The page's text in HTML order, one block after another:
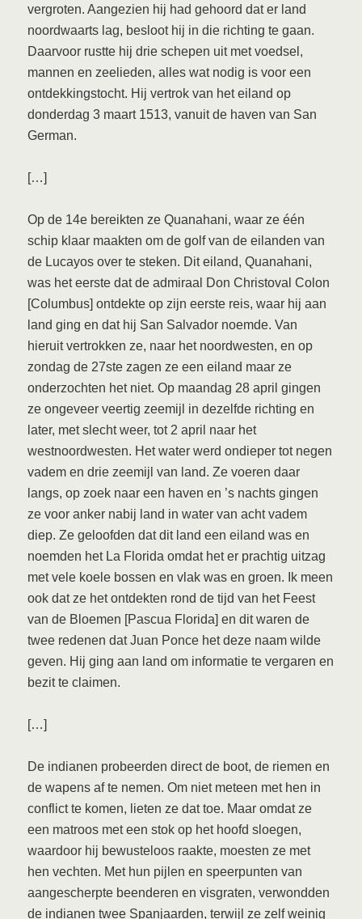
vergroten. Aangezien hij had gehoord dat er land
noordwaarts lag, besloot hij in die richting te gaan.
Daarvoor rustte hij drie schepen uit met voedsel,
mannen en zeelieden, alles wat nodig is voor een
ontdekkingstocht. Hij vertrok van het eiland op
donderdag 3 maart 1513, vanuit de haven van San
German.
[…]
Op de 14e bereikten ze Quanahani, waar ze één
schip klaar maakten om de golf van de eilanden van
de Lucayos over te steken. Dit eiland, Quanahani,
was het eerste dat de admiraal Don Christoval Colon
[Columbus] ontdekte op zijn eerste reis, waar hij aan
land ging en dat hij San Salvador noemde. Van
hieruit vertrokken ze, naar het noordwesten, en op
zondag de 27ste zagen ze een eiland maar ze
onderzochten het niet. Op maandag 28 april gingen
ze ongeveer veertig zeemijl in dezelfde richting en
later, met slecht weer, tot 2 april naar het
westnoordwesten. Het water werd ondieper tot negen
vadem en drie zeemijl van land. Ze voeren daar
langs, op zoek naar een haven en ’s nachts gingen
ze voor anker nabij land in water van acht vadem
diep. Ze geloofden dat dit land een eiland was en
noemden het La Florida omdat het er prachtig uitzag
met vele koele bossen en vlak was en groen. Ik meen
ook dat ze het ontdekten rond de tijd van het Feest
van de Bloemen [Pascua Florida] en dit waren de
twee redenen dat Juan Ponce het deze naam wilde
geven. Hij ging aan land om informatie te vergaren en
bezit te claimen.
[…]
De indianen probeerden direct de boot, de riemen en
de wapens af te nemen. Om niet meteen met hen in
conflict te komen, lieten ze dat toe. Maar omdat ze
een matroos met een stok op het hoofd sloegen,
waardoor hij bewusteloos raakte, moesten ze met
hen vechten. Met hun pijlen en speerpunten van
aangescherpte beenderen en visgraten, verwondden
de indianen twee Spanjaarden, terwijl ze zelf weinig